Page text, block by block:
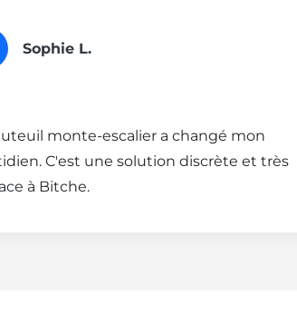
Sophie L.
monte-escalier a changé mon
C'est une solution discrète et très
à Bitche.